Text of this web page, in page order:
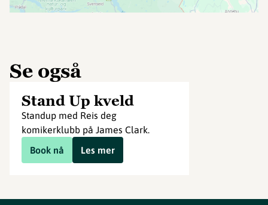
Se også
Stand Up kveld
Standup med Reis deg
komikerklubb på James Clark.
Book nå
Les mer